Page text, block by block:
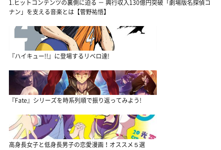
1.ヒットコンテンツの裏側に迫る － 興行収入130億円突破「劇場版名探偵コ
ナン」を支える音楽とは【菅野祐悟】
『ハイキュー!!』に登場するリベロ達!
『Fate』シリーズを時系列順で振り返ってみよう!
高身長女子と低身長男子の恋愛漫画！オススメ５選